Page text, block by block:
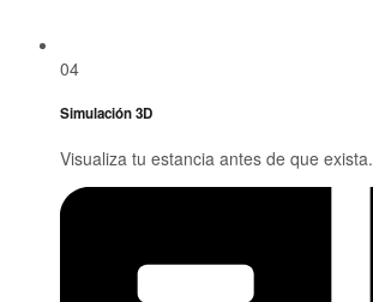
04
Simulación 3D
Visualiza tu estancia antes de que exista.